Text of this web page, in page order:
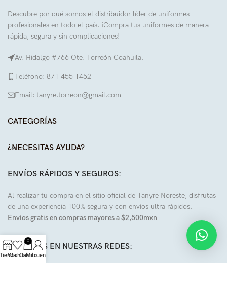
Descubre por qué somos el distribuidor líder de uniformes
profesionales en todo el país. ¡Compra tus uniformes de manera
rápida, segura y sin complicaciones!
Av. Hidalgo #766 Ote. Torreón Coahuila.
Teléfono: 871 455 1452
Email: tanyre.torreon@gmail.com
CATEGORÍAS
¿NECESITAS AYUDA?
ENVÍOS RÁPIDOS Y SEGUROS:
Al realizar tu compra en el sitio oficial de Tanyre Noreste, disfrutas
de una experiencia 100% segura y con envíos ultra rápidos.
Envíos gratis en compras mayores a $2,500mxn
SÍGUENOS EN NUESTRAS REDES:
Wishlist
0
Carrito
Mi cuenta